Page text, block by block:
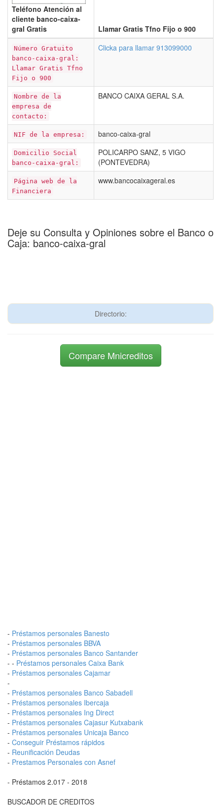
Teléfono Atención al
cliente banco-caixa-
gral Gratis
Llamar Gratis Tfno Fijo o 900
Número Gratuito
banco-caixa-gral:
Llamar Gratis Tfno
Fijo o 900
Clicka para llamar 913099000
Nombre de la
empresa de
contacto:
BANCO CAIXA GERAL S.A.
NIF de la empresa: banco-caixa-gral
Domicilio Social
banco-caixa-gral:
POLICARPO SANZ, 5 VIGO
(PONTEVEDRA)
Página web de la
Financiera
www.bancocaixageral.es
Deje su Consulta y Opiniones sobre el Banco o
Caja: banco-caixa-gral
Directorio:
Compare Mnicreditos
- Préstamos personales Banesto
- Préstamos personales BBVA
- Préstamos personales Banco Santander
- - Préstamos personales Caixa Bank
- Préstamos personales Cajamar
-
- Préstamos personales Banco Sabadell
- Préstamos personales Ibercaja
- Préstamos personales Ing Direct
- Préstamos personales Cajasur Kutxabank
- Préstamos personales Unicaja Banco
- Conseguir Préstamos rápidos
- Reunificación Deudas
- Prestamos Personales con Asnef
- Préstamos 2.017 - 2018
BUSCADOR DE CREDITOS